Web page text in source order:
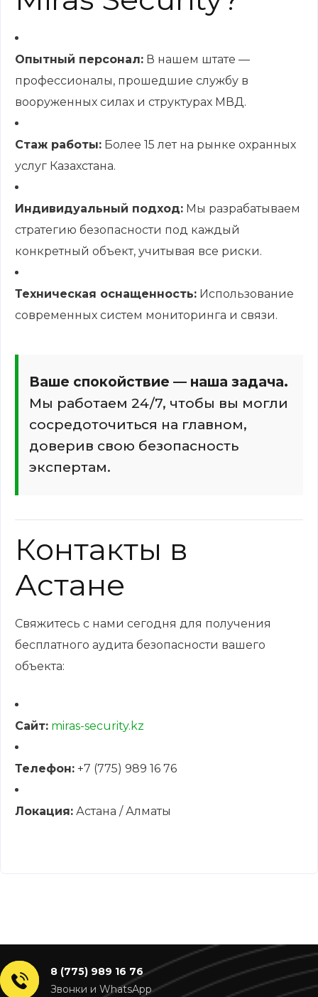
Опытный персонал: В нашем штате —
профессионалы, прошедшие службу в
вооруженных силах и структурах МВД.
Стаж работы: Более 15 лет на рынке охранных
услуг Казахстана.
Индивидуальный подход: Мы разрабатываем
стратегию безопасности под каждый
конкретный объект, учитывая все риски.
Техническая оснащенность: Использование
современных систем мониторинга и связи.
Ваше спокойствие — наша задача.
Мы работаем 24/7, чтобы вы могли
сосредоточиться на главном,
доверив свою безопасность
экспертам.
Контакты в
Астане
Свяжитесь с нами сегодня для получения
бесплатного аудита безопасности вашего
объекта:
Сайт: miras-security.kz
Телефон: +7 (775) 989 16 76
Локация: Астана / Алматы
8 (775) 989 16 76
Звонки и WhatsApp